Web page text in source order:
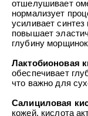
отшелушивает
нормализует
усиливает
повышает
глубину
Лактобионовая
обеспечивает
что важно для
Салициловая
кожей, кислота